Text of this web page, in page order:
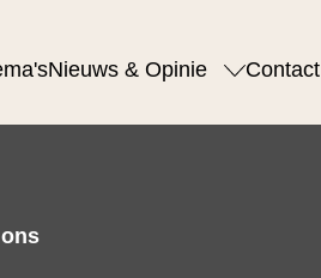
Nieuws & Opinie Contact